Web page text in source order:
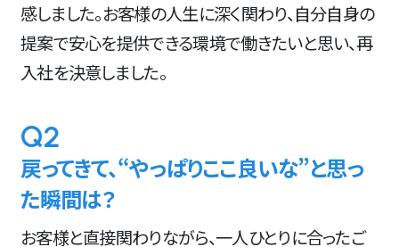
感しました。お客様の人生に深く関わり、自分自身の
提案で安心を提供できる環境で働きたいと思い、再
入社を決意しました。
Q2
戻ってきて、“やっぱりここ良いな”と思っ
た瞬間は？
お客様と直接関わりながら、一人ひとりに合ったご